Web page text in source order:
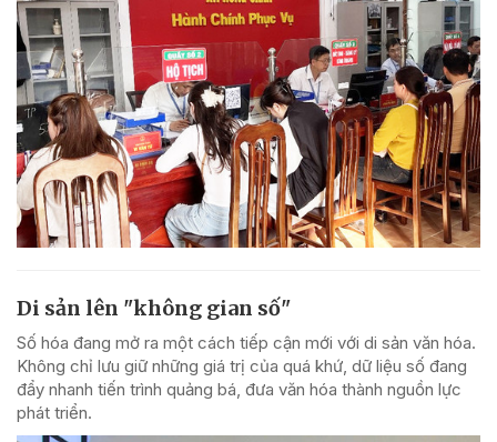
Di sản lên "không gian số"
Số hóa đang mở ra một cách tiếp cận mới với di sản văn hóa.
Không chỉ lưu giữ những giá trị của quá khứ, dữ liệu số đang
đẩy nhanh tiến trình quảng bá, đưa văn hóa thành nguồn lực
phát triển.